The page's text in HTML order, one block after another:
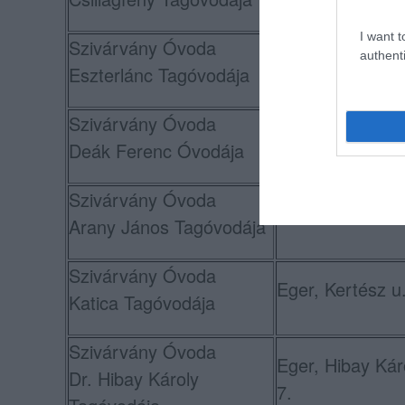
I want
Szivárvány Óvoda
Eszterlánc Tagóvodája
Eger,
Szivárvány Óvoda
Deák Ferenc Óvodája
Eger, Deák F.
Szivárvány Óvoda
Arany János Tagóvodája
Szivárvány Óvoda
Katica Tagóvodája
Eger, Kertész
Szivárvány Óvoda
Dr. Hibay Károly
Eger, Hibay
7.